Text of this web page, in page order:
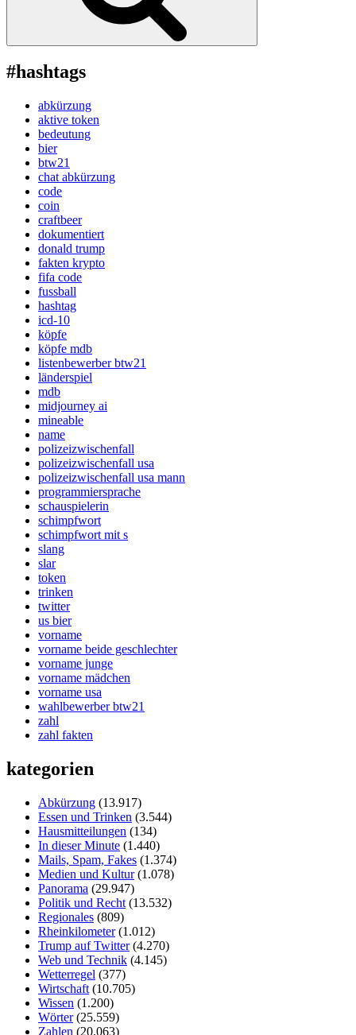
#hashtags
abkürzung
aktive token
bedeutung
bier
btw21
chat abkürzung
code
coin
craftbeer
dokumentiert
donald trump
fakten krypto
fifa code
fussball
hashtag
icd-10
köpfe
köpfe mdb
listenbewerber btw21
länderspiel
mdb
midjourney ai
mineable
name
polizeizwischenfall
polizeizwischenfall usa
polizeizwischenfall usa mann
programmiersprache
schauspielerin
schimpfwort
schimpfwort mit s
slang
slar
token
trinken
twitter
us bier
vorname
vorname beide geschlechter
vorname junge
vorname mädchen
vorname usa
wahlbewerber btw21
zahl
zahl fakten
kategorien
Abkürzung (13.917)
Essen und Trinken (3.544)
Hausmitteilungen (134)
In dieser Minute (1.440)
Mails, Spam, Fakes (1.374)
Medien und Kultur(1.078)
Panorama (29.947)
Politik und Recht (13.532)
Regionales (809)
Rheinkilometer(1.012)
Trump auf Twitter(4.270)
Web und Technik (4.145)
Wetterregel (377)
Wirtschaft (10.705)
Wissen (1.200)
Wörter(25.559)
Zahlen (20.063)